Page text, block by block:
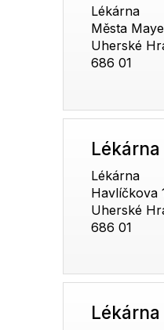
Lékárna
Města
Uherské
686 01
Lékárna
Havlíčkova
Uherské
686 01